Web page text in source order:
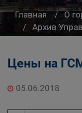
Главная О
Архив
Отдел
Цены на
05.06.2018